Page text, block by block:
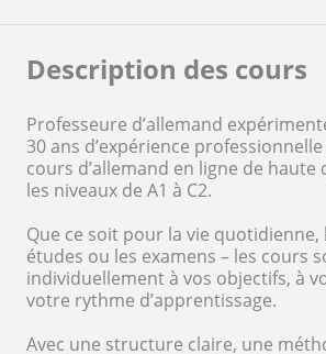
Description des cours
Professeure d’allemand
30 ans d’expérience
cours d’allemand en ligne de
les niveaux de A1 à C2.
Que ce soit pour la vie quotidienne,
études ou les examens – les cours
individuellement à vos objectifs, à
votre rythme d’apprentissage.
Avec une structure claire, une